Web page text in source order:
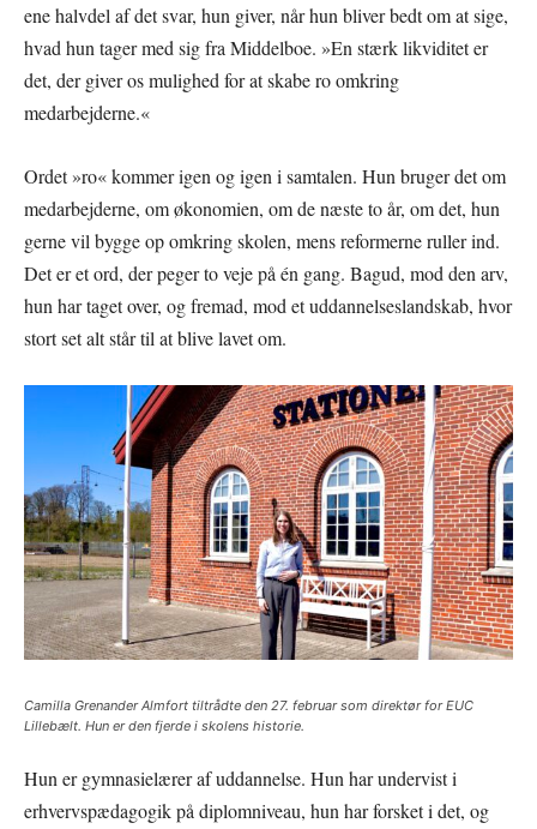
ene halvdel af det svar, hun giver, når hun bliver bedt om at sige,
hvad hun tager med sig fra Middelboe. »En stærk likviditet er
det, der giver os mulighed for at skabe ro omkring
medarbejderne.«
Ordet »ro« kommer igen og igen i samtalen. Hun bruger det om
medarbejderne, om økonomien, om de næste to år, om det, hun
gerne vil bygge op omkring skolen, mens reformerne ruller ind.
Det er et ord, der peger to veje på én gang. Bagud, mod den arv,
hun har taget over, og fremad, mod et uddannelseslandskab, hvor
stort set alt står til at blive lavet om.
Camilla Grenander Almfort tiltrådte den 27. februar som direktør for EUC
Lillebælt. Hun er den fjerde i skolens historie.
Hun er gymnasielærer af uddannelse. Hun har undervist i
erhvervspædagogik på diplomniveau, hun har forsket i det, og